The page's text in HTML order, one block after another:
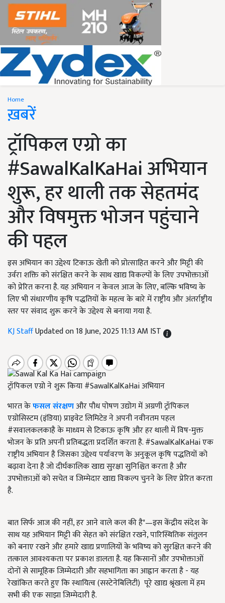
Home
ख़बरें
ट्रॉपिकल एग्रो का
#SawalKalKaHai अभियान
शुरू, हर थाली तक सेहतमंद
और विषमुक्त भोजन पहुंचाने
की पहल
इस अभियान का उद्देश्य टिकाऊ खेती को प्रोत्साहित करने और मिट्टी की
उर्वरा शक्ति को संरक्षित करने के साथ खाद्य विकल्पों के लिए उपभोक्ताओं
को प्रेरित करना है. यह अभियान न केवल आज के लिए, बल्कि भविष्य के
लिए भी संधारणीय कृषि पद्धतियों के महत्व के बारे में राष्ट्रीय और अंतर्राष्ट्रीय
स्तर पर संवाद शुरू करने के उद्देश्य से बनाया गया है.
KJ StaffUpdated on 18 June, 2025 11:13 AM IST
ट्रॉपिकल एग्रो ने शुरू किया #SawalKalKaHai अभियान
भारत केफसल संरक्षणऔर पौध पोषण उद्योग में अग्रणी ट्रॉपिकल
एग्रोसिस्टम (इंडिया) प्राइवेट लिमिटेड ने अपनी नवीनतम पहल
#सवालकलकाहै के माध्यम से टिकाऊ कृषि और हर थाली में विष-मुक्त
भोजन के प्रति अपनी प्रतिबद्धता प्रदर्शित करता है. #SawalKalKaHai एक
राष्ट्रीय अभियान है जिसका उद्देश्य पर्यावरण के अनुकूल कृषि पद्धतियों को
बढ़ावा देना है जो दीर्घकालिक खाद्य सुरक्षा सुनिश्चित करता है और
उपभोक्ताओं को सचेत व जिम्मेदार खाद्य विकल्प चुनने के लिए प्रेरित करता
है.
बात सिर्फ आज की नहीं, हर आने वाले कल की है"—इस केंद्रीय संदेश के
साथ यह अभियान मिट्टी की सेहत को संरक्षित रखने, पारिस्थितिक संतुलन
को बनाए रखने और हमारे खाद्य प्रणालियों के भविष्य को सुरक्षित करने की
तत्काल आवश्यकता पर प्रकाश डालता है. यह किसानों और उपभोक्ताओं
दोनों से सामूहिक जिम्मेदारी और सहभागिता का आह्वान करता है - यह
रेखांकित करते हुए कि स्थायित्व (सस्टेनेबिलिटी) पूरे खाद्य श्रृंखला में हम
सभी की एक साझा जिम्मेदारी है.